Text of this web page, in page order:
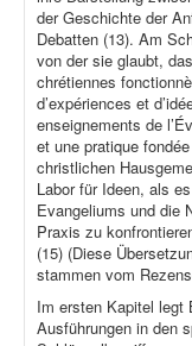
der Geschichte der
Debatten (13). Am
von der sie glaubt,
chrétiennes
d’expériences et
enseignements de
et une pratique
christlichen
Labor für Ideen, als
Evangeliums und die
Praxis zu
(15) (Diese
stammen vom
Im ersten Kapitel legt
Ausführungen in den